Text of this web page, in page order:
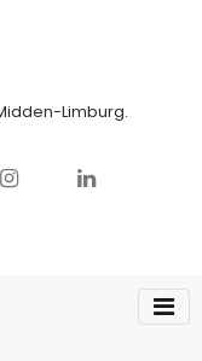
Limburg.